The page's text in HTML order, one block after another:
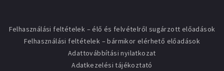
Felhasználási feltételek – élő és felvételről sugárzott előadások
Felhasználási feltételek – bármikor elérhető előadások
Adattovábbítási nyilatkozat
Adatkezelési tájékoztató